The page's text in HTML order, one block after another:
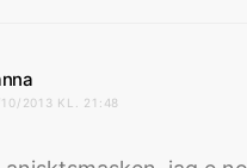
2013 KL. 21:48